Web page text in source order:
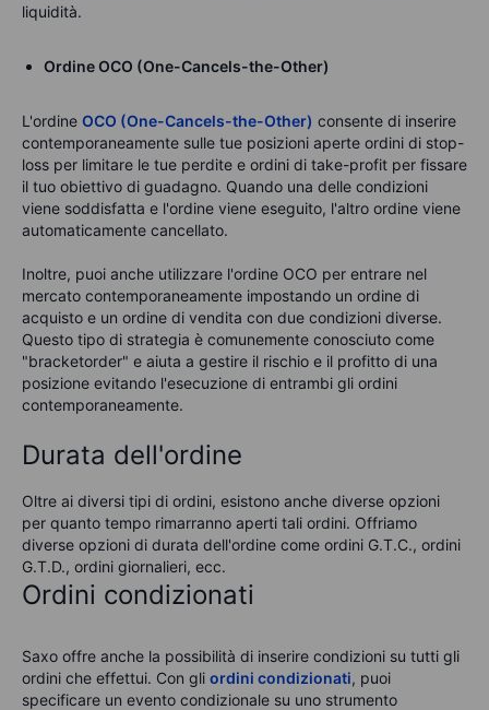
liquidità.
Ordine OCO (One-Cancels-the-Other)
L'ordine OCO (One-Cancels-the-Other) consente di inserire
contemporaneamente sulle tue posizioni aperte ordini di stop-
loss per limitare le tue perdite e ordini di take-profit per fissare
il tuo obiettivo di guadagno. Quando una delle condizioni
viene soddisfatta e l'ordine viene eseguito, l'altro ordine viene
automaticamente cancellato.
Inoltre, puoi anche utilizzare l'ordine OCO per entrare nel
mercato contemporaneamente impostando un ordine di
acquisto e un ordine di vendita con due condizioni diverse.
Questo tipo di strategia è comunemente conosciuto come
"bracketorder" e aiuta a gestire il rischio e il profitto di una
posizione evitando l'esecuzione di entrambi gli ordini
contemporaneamente.
Durata dell'ordine
Oltre ai diversi tipi di ordini, esistono anche diverse opzioni
per quanto tempo rimarranno aperti tali ordini. Offriamo
diverse opzioni di durata dell'ordine come ordini G.T.C., ordini
G.T.D., ordini giornalieri, ecc.
Ordini condizionati
Saxo offre anche la possibilità di inserire condizioni su tutti gli
ordini che effettui. Con gli ordini condizionati, puoi
specificare un evento condizionale su uno strumento